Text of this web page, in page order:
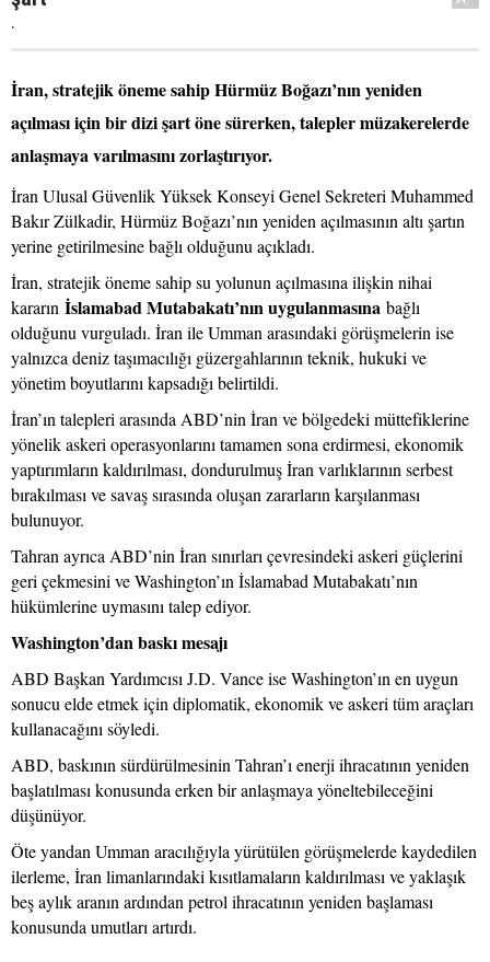
.
İran, stratejik öneme sahip Hürmüz Boğazı’nın yeniden
açılması için bir dizi şart öne sürerken, talepler müzakerelerde
anlaşmaya varılmasını zorlaştırıyor.
İran Ulusal Güvenlik Yüksek Konseyi Genel Sekreteri Muhammed
Bakır Zülkadir, Hürmüz Boğazı’nın yeniden açılmasının altı şartın
yerine getirilmesine bağlı olduğunu açıkladı.
İran, stratejik öneme sahip su yolunun açılmasına ilişkin nihai
kararın İslamabad Mutabakatı’nın uygulanmasına bağlı
olduğunu vurguladı. İran ile Umman arasındaki görüşmelerin ise
yalnızca deniz taşımacılığı güzergahlarının teknik, hukuki ve
yönetim boyutlarını kapsadığı belirtildi.
İran’ın talepleri arasında ABD’nin İran ve bölgedeki müttefiklerine
yönelik askeri operasyonlarını tamamen sona erdirmesi, ekonomik
yaptırımların kaldırılması, dondurulmuş İran varlıklarının serbest
bırakılması ve savaş sırasında oluşan zararların karşılanması
bulunuyor.
Tahran ayrıca ABD’nin İran sınırları çevresindeki askeri güçlerini
geri çekmesini ve Washington’ın İslamabad Mutabakatı’nın
hükümlerine uymasını talep ediyor.
Washington’dan baskı mesajı
ABD Başkan Yardımcısı J.D. Vance ise Washington’ın en uygun
sonucu elde etmek için diplomatik, ekonomik ve askeri tüm araçları
kullanacağını söyledi.
ABD, baskının sürdürülmesinin Tahran’ı enerji ihracatının yeniden
başlatılması konusunda erken bir anlaşmaya yöneltebileceğini
düşünüyor.
Öte yandan Umman aracılığıyla yürütülen görüşmelerde kaydedilen
ilerleme, İran limanlarındaki kısıtlamaların kaldırılması ve yaklaşık
beş aylık aranın ardından petrol ihracatının yeniden başlaması
konusunda umutları artırdı.